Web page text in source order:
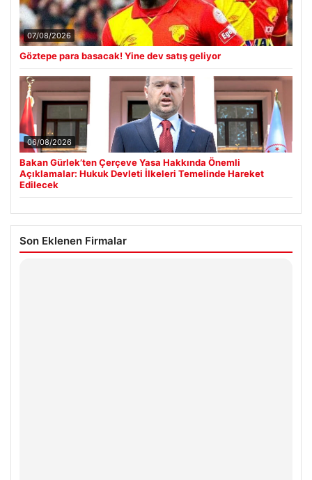
07/08/2026
Göztepe para basacak! Yine dev satış geliyor
06/08/2026
Bakan Gürlek’ten Çerçeve Yasa Hakkında Önemli
Açıklamalar: Hukuk Devleti İlkeleri Temelinde Hareket
Edilecek
Son Eklenen Firmalar